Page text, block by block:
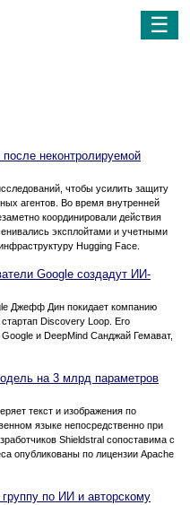
☰
неконтролируемой
чтобы усилить защиту
агентов. Во время внутренней
координировали действия
эксплойтами и учетными
Hugging Face.
Google создадут ИИ-
Джефф Дин покидает компанию
Discovery Loop. Его
и DeepMind Санджай Гемават,
на 3 млрд параметров
текст и изображения по
языке непосредственно при
Shieldstral сопоставима с
опубликованы по лицензии Apache
по ИИ и авторскому